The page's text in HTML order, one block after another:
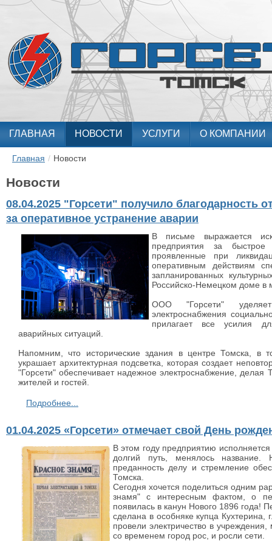
ГЛАВНАЯ НОВОСТИ УСЛУГИ О КОМПАНИИ
Главная / Новости
Новости
08.04.2025 "Горсети" получило благодарность
за оперативное устранение аварии
В письме выражается
предприятия за быстрое
проявленные при
оперативным действиям
запланированных
Российско-Немецком доме в
ООО "Горсети"
электроснабжения
прилагает все усилия
аварийных ситуаций.
Напомним, что исторические здания в центре Томска, в
украшает архитектурная подсветка, которая создает
"Горсети" обеспечивает надежное электроснабжение,
жителей и гостей.
Подробнее...
01.04.2025 «Горсети» отмечает свой День
В этом году предприятию
долгий путь, менялось
преданность делу и стремление
Томска.
Сегодня хочется поделиться одним
знамя" с интересным фактом, о
появилась в канун Нового 1896 года!
сделана в особняке купца
провели электричество в
со временем город рос, и росли сети.